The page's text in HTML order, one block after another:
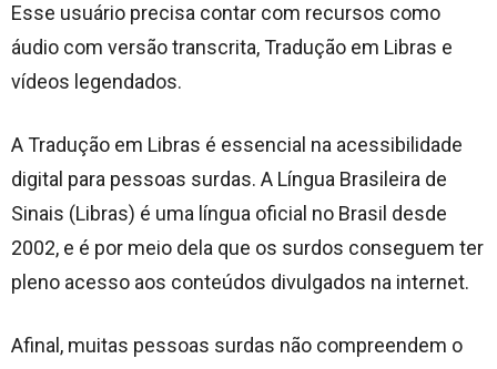
Esse usuário precisa contar com recursos como
áudio com versão transcrita, Tradução em Libras e
vídeos legendados.
A Tradução em Libras é essencial na acessibilidade
digital para pessoas surdas. A Língua Brasileira de
Sinais (Libras) é uma língua oficial no Brasil desde
2002, e é por meio dela que os surdos conseguem ter
pleno acesso aos conteúdos divulgados na internet.
Afinal, muitas pessoas surdas não compreendem o